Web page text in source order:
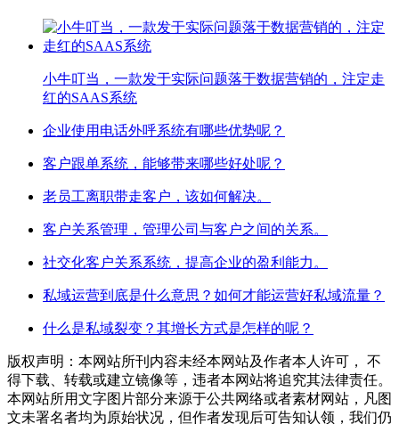
小牛叮当，一款发于实际问题落于数据营销的，注定走
红的SAAS系统
企业使用电话外呼系统有哪些优势呢？
客户跟单系统，能够带来哪些好处呢？
老员工离职带走客户，该如何解决。
客户关系管理，管理公司与客户之间的关系。
社交化客户关系系统，提高企业的盈利能力。
私域运营到底是什么意思？如何才能运营好私域流量？
什么是私域裂变？其增长方式是怎样的呢？
版权声明：本网站所刊内容未经本网站及作者本人许可， 不
得下载、转载或建立镜像等，违者本网站将追究其法律责任。
本网站所用文字图片部分来源于公共网络或者素材网站，凡图
文未署名者均为原始状况，但作者发现后可告知认领，我们仍